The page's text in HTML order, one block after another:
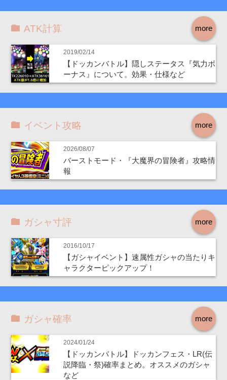
more
ATK計算
2019/02/14
【ドッカンバトル】隠しステータス『気力ボ
ーナス』について。効果・仕様など
more
イベント攻略
2026/08/07
バーストモード・『大魔界の冒険者』攻略情
報
more
ガシャ寸評
2016/10/17
【ガシャイベント】速属性ガシャの当たりキ
ャラクターピックアップ！
more
ガシャ確率
2024/01/24
【ドッカンバトル】ドッカンフェス・LR(伝
説降臨・祭)確率まとめ。オススメのガシャ
など